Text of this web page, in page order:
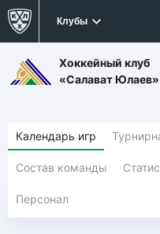
Клубы
Хоккейный клуб
«Салават Юлаев»
Календарь игр
Состав команды
Персонал